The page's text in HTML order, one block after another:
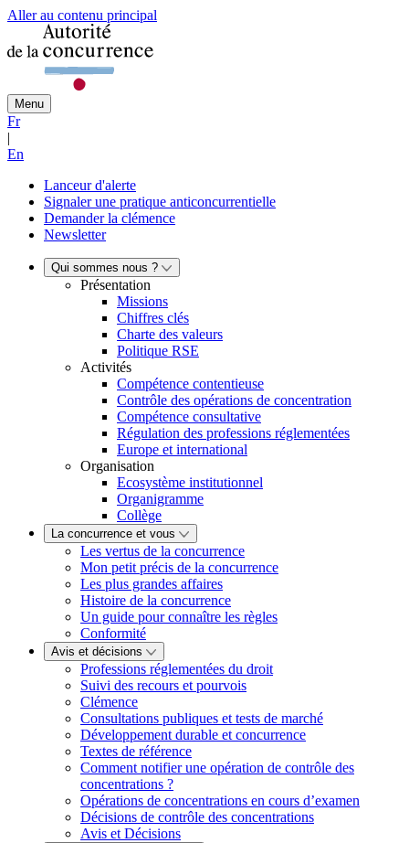
Aller au contenu principal
Menu
Fr
|
En
Lanceur d'alerte
Signaler une pratique anticoncurrentielle
Demander la clémence
Newsletter
Qui sommes nous ?
Présentation
Missions
Chiffres clés
Charte des valeurs
Politique RSE
Activités
Compétence contentieuse
Contrôle des opérations de concentration
Compétence consultative
Régulation des professions réglementées
Europe et international
Organisation
Ecosystème institutionnel
Organigramme
Collège
La concurrence et vous
Les vertus de la concurrence
Mon petit précis de la concurrence
Les plus grandes affaires
Histoire de la concurrence
Un guide pour connaître les règles
Conformité
Avis et décisions
Professions réglementées du droit
Suivi des recours et pourvois
Clémence
Consultations publiques et tests de marché
Développement durable et concurrence
Textes de référence
Comment notifier une opération de contrôle des
concentrations ?
Opérations de concentrations en cours d’examen
Décisions de contrôle des concentrations
Avis et Décisions